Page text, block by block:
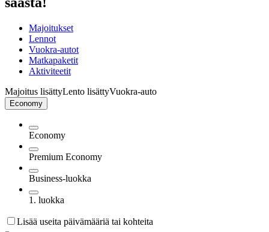
Majoitukset
Lennot
Vuokra-autot
Matkapaketit
Aktiviteetit
Majoitus lisättyLento lisättyVuokra-auto
Economy
Economy
Premium Economy
Business-luokka
1. luokka
Lisää useita päivämääriä tai kohteita